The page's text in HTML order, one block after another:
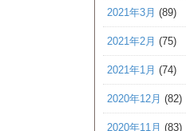
2021年3月 (89)
2021年2月 (75)
2021年1月 (74)
2020年12月 (82)
2020年11月 (83)